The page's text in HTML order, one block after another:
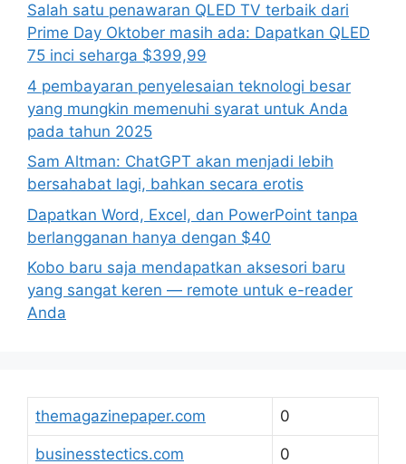
Salah satu penawaran QLED TV terbaik dari
Prime Day Oktober masih ada: Dapatkan QLED
75 inci seharga $399,99
4 pembayaran penyelesaian teknologi besar
yang mungkin memenuhi syarat untuk Anda
pada tahun 2025
Sam Altman: ChatGPT akan menjadi lebih
bersahabat lagi, bahkan secara erotis
Dapatkan Word, Excel, dan PowerPoint tanpa
berlangganan hanya dengan $40
Kobo baru saja mendapatkan aksesori baru
yang sangat keren — remote untuk e-reader
Anda
themagazinepaper.com 0
businesstectics.com 0